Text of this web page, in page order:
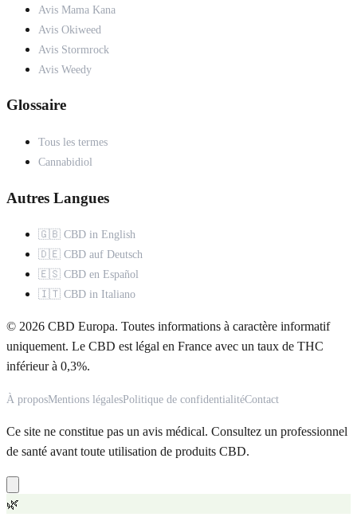
Avis Mama Kana
Avis Okiweed
Avis Stormrock
Avis Weedy
Glossaire
Tous les termes
Cannabidiol
Autres Langues
🇬🇧 CBD in English
🇩🇪 CBD auf Deutsch
🇪🇸 CBD en Español
🇮🇹 CBD in Italiano
© 2026 CBD Europa. Toutes informations à caractère informatif
uniquement. Le CBD est légal en France avec un taux de THC
inférieur à 0,3%.
À proposMentions légalesPolitique de confidentialitéContact
Ce site ne constitue pas un avis médical. Consultez un professionnel
de santé avant toute utilisation de produits CBD.
🌿